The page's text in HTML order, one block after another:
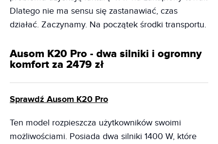
Dlatego nie ma sensu się zastanawiać, czas
działać. Zaczynamy. Na początek środki transportu.
Ausom K20 Pro - dwa silniki i ogromny
komfort za 2479 zł
Sprawdź Ausom K20 Pro
Ten model rozpieszcza użytkowników swoimi
możliwościami. Posiada dwa silniki 1400 W, które